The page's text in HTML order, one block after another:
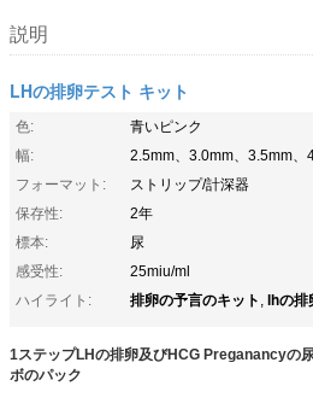
説明
LHの排卵テスト キット
色:
青いピンク
幅:
2.5mm、3.0mm、3.5mm、
フォーマット:
ストリップ/計深器
保存性:
2年
標本:
尿
感受性:
25miu/ml
ハイライト:
排卵の予言のキット , lhの排
1ステップLHの排卵及びHCG Preganancyの
ボのパック